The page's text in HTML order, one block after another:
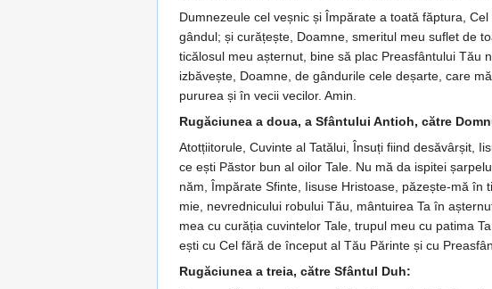
Dumnezeule cel veșnic și Împărate a toată făptura,
gândul; și cu­ră­țește, Doam­­ne, sme­ritul meu suflet de
ticălosul meu așternut, bine să plac Prea­sfântului Tău
izbă­vește, Doamne, de gândurile cele deșarte, care
pu­rurea și în vecii vecilor. Amin.
Rugăciunea a doua, a Sfântului Antioh, către
Atotțiitorule, Cuvinte al Tatălui, În­suți fiind desăvârșit,
ce ești Păstor bun al oilor Tale. Nu mă da is­pitei
năm, Îm­pă­rate Sfinte, Iisuse Hristoase, pă­zește-mă
mie, nevrednicului robului Tău, mântuirea Ta în
mea cu curăția cuvintelor Tale, trupul meu cu pa­tima
ești cu Cel fără de început al Tău Părinte și cu
Rugăciunea a treia, către Sfântul Duh: